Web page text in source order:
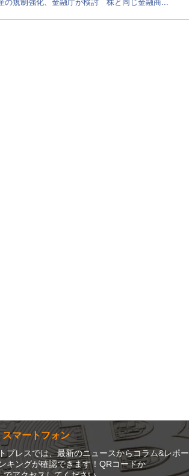
の規制強化、金融庁が検討 株と同じ金融商...
マートフォン
プレスでは、最新のニュースからコラム&レポー
キングが確認できます！QRコードか